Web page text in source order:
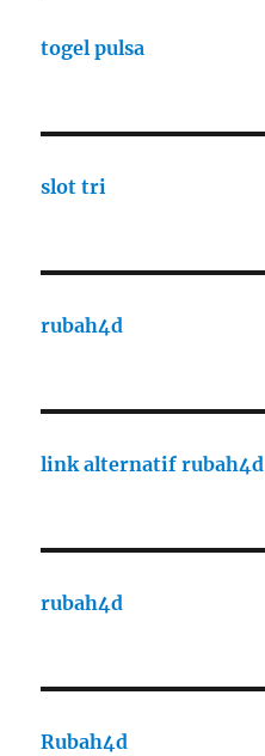
togel pulsa
slot tri
rubah4d
link alternatif rubah4d
rubah4d
Rubah4d